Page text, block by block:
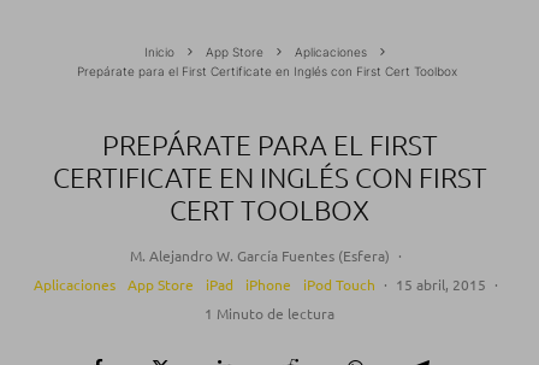
Inicio App Store
Aplicaciones
Prepárate para el First Certificate en Inglés con First Cert Toolbox
PREPÁRATE PARA EL FIRST
CERTIFICATE EN INGLÉS CON FIRST
CERT TOOLBOX
M. Alejandro W. García Fuentes (Esfera) ·
Aplicaciones
App Store iPad iPhone iPod Touch · 15 abril, 2015 ·
1 Minuto de lectura